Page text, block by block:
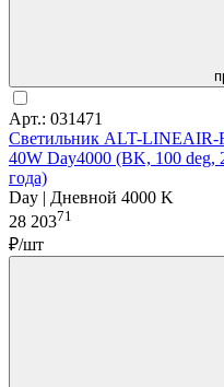
Арт.: 031471
Светильник ALT-LINEAIR-
40W Day4000 (BK, 100
года)
Day | Дневной 4000 K
28 20371
₽/шт